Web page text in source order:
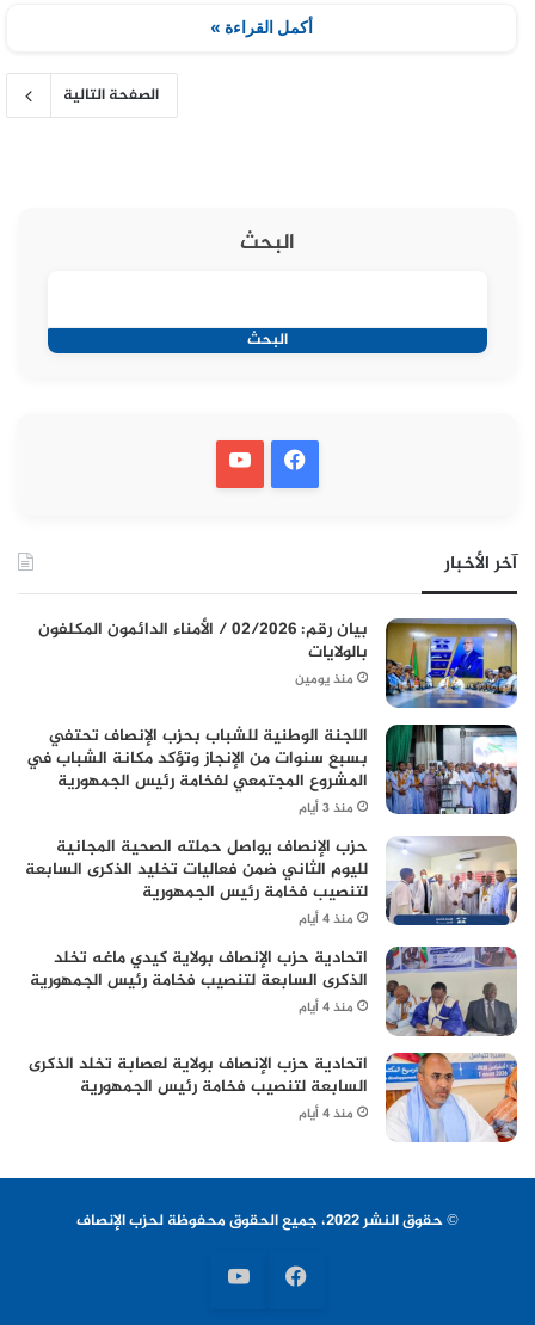
أكمل القراءة »
الصفحة التالية
البحث
البحث
آخر الأخبار
بيان رقم: 02/2026 / الأمناء الدائمون المكلفون
بالولايات
منذ يومين
اللجنة الوطنية للشباب بحزب الإنصاف تحتفي
بسبع سنوات من الإنجاز وتؤكد مكانة الشباب في
المشروع المجتمعي لفخامة رئيس الجمهورية
منذ 3 أيام
حزب الإنصاف يواصل حملته الصحية المجانية
لليوم الثاني ضمن فعاليات تخليد الذكرى السابعة
لتنصيب فخامة رئيس الجمهورية
منذ 4 أيام
اتحادية حزب الإنصاف بولاية كيدي ماغه تخلد
الذكرى السابعة لتنصيب فخامة رئيس الجمهورية
منذ 4 أيام
اتحادية حزب الإنصاف بولاية لعصابة تخلد الذكرى
السابعة لتنصيب فخامة رئيس الجمهورية
منذ 4 أيام
© حقوق النشر 2022، جميع الحقوق محفوظة لحزب الإنصاف